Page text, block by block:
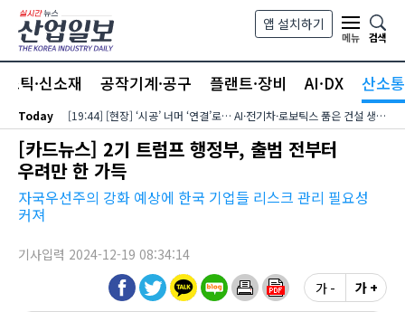
본문 바로가기
앱 설치하기
메뉴
검색
틱·신소재 공작기계·공구 플랜트·장비 AI·DX 산소통
Today [19:44] [현장] ‘시공’ 너머 ‘연결’로… AI·전기차·로보틱스 품은 건설 생태계
[카드뉴스] 2기 트럼프 행정부, 출범 전부터
우려만 한 가득
자국우선주의 강화 예상에 한국 기업들 리스크 관리 필요성
커져
기사입력 2024-12-19 08:34:14
가 - 가 +